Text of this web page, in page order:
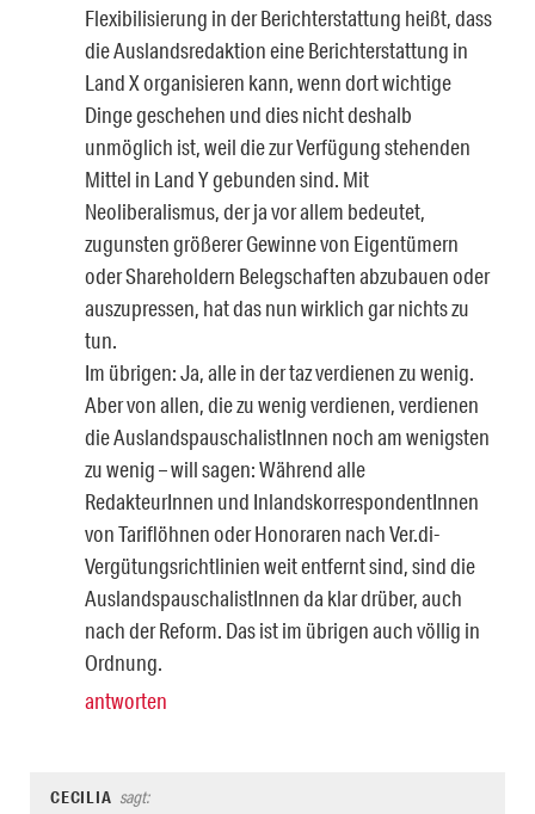
Flexibilisierung in der Berichterstattung heißt, dass
die Auslandsredaktion eine Berichterstattung in
Land X organisieren kann, wenn dort wichtige
Dinge geschehen und dies nicht deshalb
unmöglich ist, weil die zur Verfügung stehenden
Mittel in Land Y gebunden sind. Mit
Neoliberalismus, der ja vor allem bedeutet,
zugunsten größerer Gewinne von Eigentümern
oder Shareholdern Belegschaften abzubauen oder
auszupressen, hat das nun wirklich gar nichts zu
tun.
Im übrigen: Ja, alle in der taz verdienen zu wenig.
Aber von allen, die zu wenig verdienen, verdienen
die AuslandspauschalistInnen noch am wenigsten
zu wenig – will sagen: Während alle
RedakteurInnen und InlandskorrespondentInnen
von Tariflöhnen oder Honoraren nach Ver.di-
Vergütungsrichtlinien weit entfernt sind, sind die
AuslandspauschalistInnen da klar drüber, auch
nach der Reform. Das ist im übrigen auch völlig in
Ordnung.
antworten
CECILIA sagt: